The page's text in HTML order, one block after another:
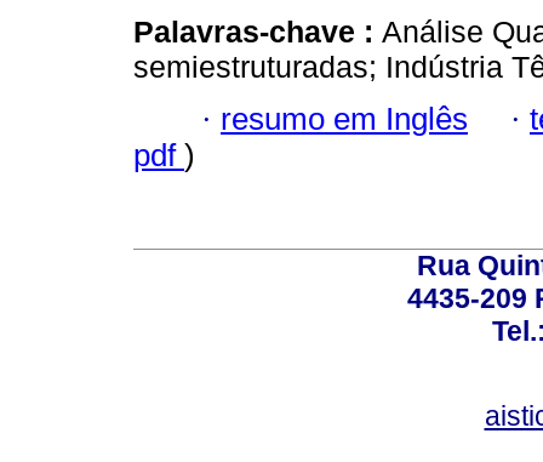
Palavras-chave : Análise
semiestruturadas; Indústria
· resumo em Inglês ·
pdf )
Rua
4435-209